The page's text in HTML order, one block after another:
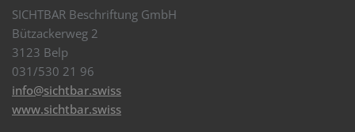
SICHTBAR Beschriftung GmbH
Bützackerweg 2
3123 Belp
031/530 21 96
info@sichtbar.swiss
www.sichtbar.swiss